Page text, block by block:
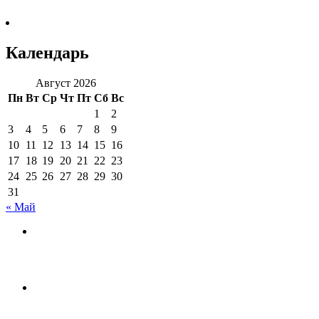
Календарь
Август 2026
Пн Вт Ср Чт Пт Сб Вс
1
2
3
4 5 6 7 8
9
10 11 12 13 14 15 16
17 18 19 20 21 22 23
24 25 26 27 28 29 30
31
« Май